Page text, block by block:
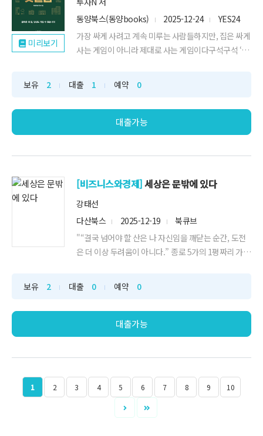
미리보기
동양북스(동양books)
2025-12-24
YES24
가장 싸게 사려고 계속 미루는 사람들하지만, 집은 싸게
사는 게임이 아니라 제대로 사는 게임이다구석구석 ‘서
알짜를 골라내는 기술 - 손품 합정역, 투자자와 예술가
모두가 주목하는 곳아현역, 뉴타운 성공사례의 교과서
마곡역, 강서의 끝자락에서 시작된 서울의 미래우장산
역, 안정성과 미래 가치를 갖춘 강서 개...
보유 2 대출 1 예약 0
대출가능
[비즈니스와경제]세상은 문밖에 있다
강태선
다산북스
2025-12-19
북큐브
"“결국 넘어야 할 산은 나 자신임을 깨닫는 순간, 도전
은 더 이상 두려움이 아니다.” 종로 5가의 1평짜리 가게
보유
2 대출 0 예약 0
대출가능
1 2 3 4 5 6 7 8 9 10